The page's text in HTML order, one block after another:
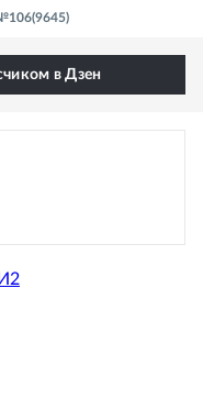
в Дзен